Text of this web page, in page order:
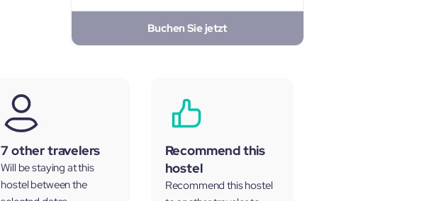
Buchen Sie jetzt
7 other travelers
Will be staying at this
hostel between the
Recommend this
hostel
Recommend this hostel